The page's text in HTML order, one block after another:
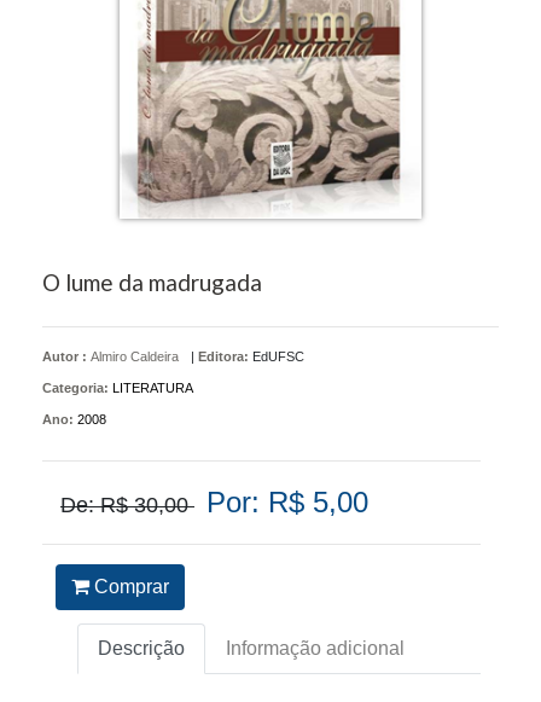
O lume da madrugada
Autor : Almiro Caldeira | Editora: EdUFSC
Categoria: LITERATURA
Ano: 2008
De: R$ 30,00 Por: R$ 5,00
Comprar
Descrição Informação adicional